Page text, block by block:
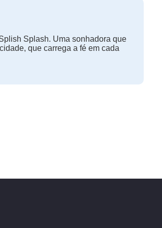
Splash. Uma sonhadora que
que carrega a fé em cada